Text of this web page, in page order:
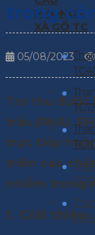
PHONG -
XÀ GỒ TC
trong
05/08/2023
Tro thu được
trấu (RHA).
trực tiếp
triển các
nhiễm trong
1. Giới thiệu